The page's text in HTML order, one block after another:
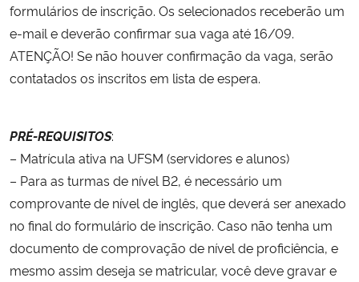
formulários de inscrição. Os selecionados receberão um
e-mail e deverão confirmar sua vaga até 16/09.
ATENÇÃO! Se não houver confirmação da vaga, serão
contatados os inscritos em lista de espera.
PRÉ-REQUISITOS:
– Matrícula ativa na UFSM (servidores e alunos)
– Para as turmas de nível B2, é necessário um
comprovante de nível de inglês, que deverá ser anexado
no final do formulário de inscrição. Caso não tenha um
documento de comprovação de nível de proficiência, e
mesmo assim deseja se matricular, você deve gravar e